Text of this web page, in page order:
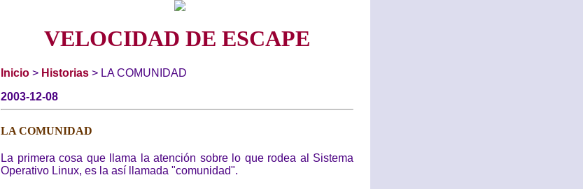
VELOCIDAD DE ESCAPE
Inicio > Historias > LA COMUNIDAD
2003-12-08
LA COMUNIDAD
La primera cosa que llama la atención sobre lo que rodea al Sistema
Operativo Linux, es la así llamada "comunidad".